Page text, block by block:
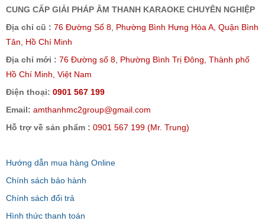
CUNG CẤP GIẢI PHÁP ÂM THANH KARAOKE CHUYÊN NGHIỆP
Địa chỉ cũ : 76 Đường Số 8, Phường Bình Hưng Hòa A, Quận Bình
Tân, Hồ Chí Minh
Địa chỉ mới : 76 Đường số 8, Phường Bình Trị Đông, Thành phố
Hồ Chí Minh, Việt Nam
Điện thoại: 0901 567 199
Email: amthanhmc2group@gmail.com
Hỗ trợ về sản phẩm : 0901 567 199 (Mr. Trung)
Hướng dẫn mua hàng Online
Chính sách bảo hành
Chính sách đổi trả
Hình thức thanh toán